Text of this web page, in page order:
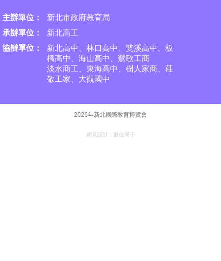
主辦單位：
新北市政府教育局
承辦單位：
新北高工
協辦單位：
新北高中、林口高中、雙溪高中、板
橋高中、海山高中、 鶯歌工商
淡水商工、東海高中、樹人家商、莊
敬工家、大觀國中
2026年新北國際教育博覽會
網頁設計： 數位果子